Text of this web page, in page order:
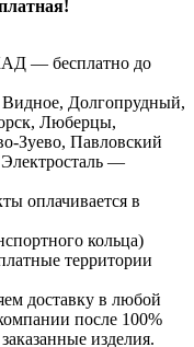
— бесплатно до
Долгопрудный,
Люберцы,
Зуево, Павловский
—
оплачивается в
кольца)
территории
доставку в любой
после 100%
изделия.